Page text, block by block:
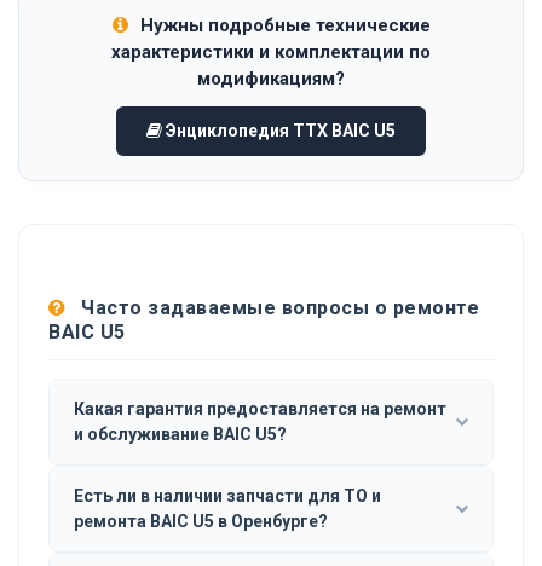
Нужны подробные технические
характеристики и комплектации по
модификациям?
Энциклопедия ТТХ BAIC U5
Часто задаваемые вопросы о ремонте
BAIC U5
Какая гарантия предоставляется на ремонт
и обслуживание BAIC U5?
Есть ли в наличии запчасти для ТО и
ремонта BAIC U5 в Оренбурге?